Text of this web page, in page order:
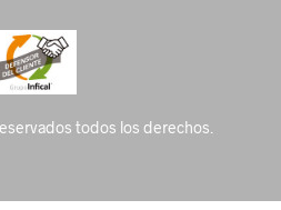
todos los derechos.